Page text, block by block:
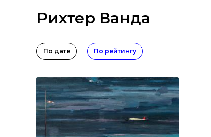
Рихтер Ванда
По дате По рейтингу